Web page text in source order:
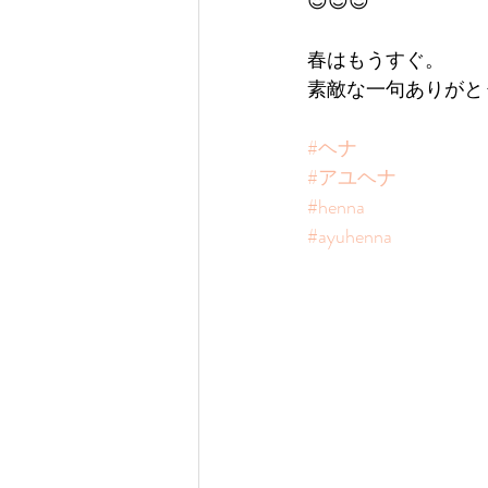
春はもうすぐ。
素敵な一句ありが
#ヘナ
#アユヘナ
#henna
#ayuhenna